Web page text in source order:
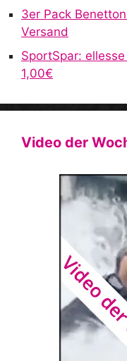
3er Pack
Versand
SportSpar:
1,00€
Video der